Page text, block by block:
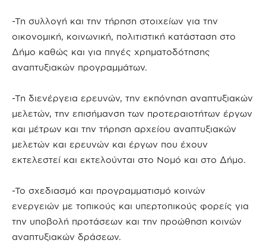
-Τη συλλογή και την τήρηση στοιχείων για την
οικονομική, κοινωνική, πολιτιστική κατάσταση στο
Δήμο καθώς και για πηγές χρηματοδότησης
αναπτυξιακών προγραμμάτων.
-Τη διενέργεια ερευνών, την εκπόνηση αναπτυξιακών
μελετών, την επισήμανση των προτεραιοτήτων έργων
και μέτρων και την τήρηση αρχείου αναπτυξιακών
μελετών και ερευνών και έργων που έχουν
εκτελεστεί και εκτελούνται στο Νομό και στο Δήμο.
-Το σχεδιασμό και προγραμματισμό κοινών
ενεργειών με τοπικούς και υπερτοπικούς φορείς για
την υποβολή προτάσεων και την προώθηση κοινών
αναπτυξιακών δράσεων.